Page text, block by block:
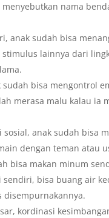
nama
anak sudah bisa
lainnya dari
sudah bisa mengontrol
merasa malu kalau ia
anak sudah bisa
dengan teman atau
bisa makan minum
bisa buang air
disempurnakannya.
kordinasi